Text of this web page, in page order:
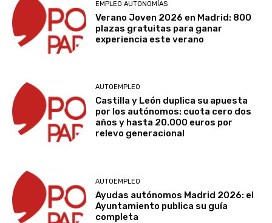
EMPLEO AUTONOMÍAS
Verano Joven 2026 en Madrid: 800
plazas gratuitas para ganar
experiencia este verano
AUTOEMPLEO
Castilla y León duplica su apuesta
por los autónomos: cuota cero dos
años y hasta 20.000 euros por
relevo generacional
AUTOEMPLEO
Ayudas autónomos Madrid 2026: el
Ayuntamiento publica su guía
completa